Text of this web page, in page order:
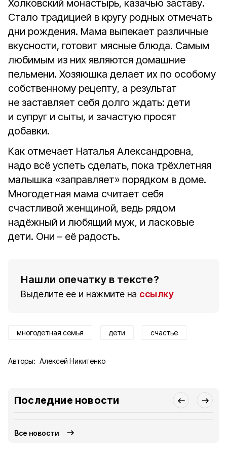
Холковский монастырь, казачью заставу.
Стало традицией в кругу родных отмечать
дни рождения. Мама выпекает различные
вкусности, готовит мясные блюда. Самым
любимым из них являются домашние
пельмени. Хозяюшка делает их по особому
собственному рецепту, а результат
не заставляет себя долго ждать: дети
и супруг и сыты, и зачастую просят
добавки.
Как отмечает Наталья Александровна,
надо всё успеть сделать, пока трёхлетняя
малышка «заправляет» порядком в доме.
Многодетная мама считает себя
счастливой женщиной, ведь рядом
надёжный и любящий муж, и ласковые
дети. Они – её радость.
Нашли опечатку в тексте?
Выделите ее и нажмите на ссылку
многодетная семья дети счастье
Авторы: Алексей Никитенко
Последние новости
Все новости